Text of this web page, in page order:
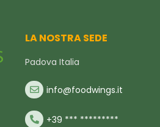
LA NOSTRA SEDE
Padova Italia
info@foodwings.it
+39 *** *********